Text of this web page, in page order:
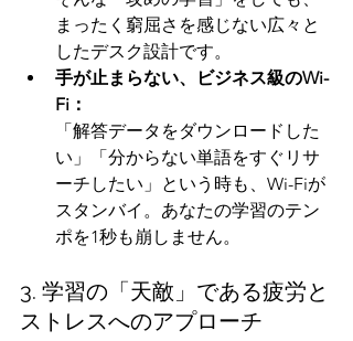
まったく窮屈さを感じない広々と
したデスク設計です。
手が止まらない、ビジネス級のWi-
Fi：
「解答データをダウンロードした
い」「分からない単語をすぐリサ
ーチしたい」という時も、Wi-Fiが
スタンバイ。あなたの学習のテン
ポを1秒も崩しません。
3. 学習の「天敵」である疲労と
ストレスへのアプローチ